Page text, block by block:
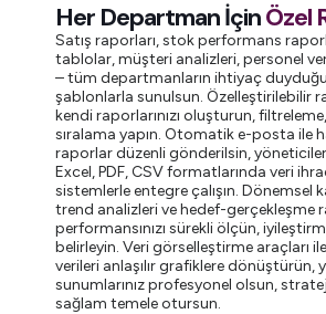
Her Departman İçinÖzel
Satış raporları, stok performans
tablolar, müşteri analizleri, personel
– tüm departmanların ihtiyaç
şablonlarla sunulsun. Özelleştirilebilir
kendi raporlarınızı oluşturun,
sıralama yapın. Otomatik e-posta ile
raporlar düzenli gönderilsin,
Excel, PDF, CSV formatlarında veri
sistemlerle entegre çalışın. Dönemsel
trend analizleri ve hedef-gerçekleşme
performansınızı sürekli ölçün,
belirleyin. Veri görselleştirme araçları
verileri anlaşılır grafiklere dönüştürün,
sunumlarınız profesyonel olsun,
sağlam temele otursun.